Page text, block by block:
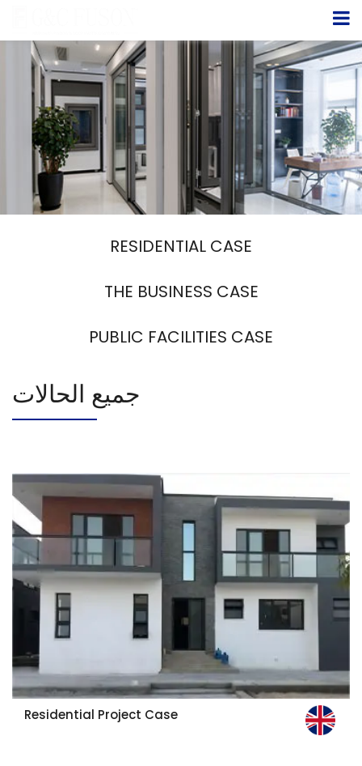
RESIDENTIAL CASE
THE BUSINESS CASE
PUBLIC FACILITIES CASE
جميع الحالات
Residential Project Case